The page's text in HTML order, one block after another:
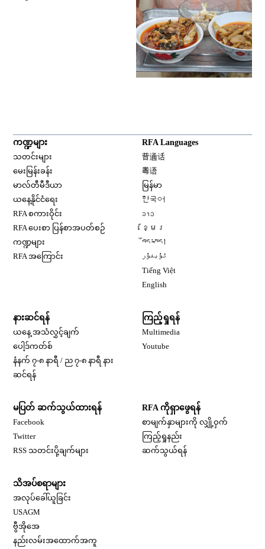
ကဏ္ဍများ
သတင်းများ
မေးမြန်းခန်း
မာလ်တီမီဒီယာ
ယနေ့နိုင်ငံရေး
RFA စကားဝိုင်း
RFA ပေးစာ ပြန်စာအပတ်စဉ်
ကဏ္ဍများ
RFA အကြောင်း
RFA Languages
普通话
粤语
မြန်မာ
한국어
ລາວ
ខ្មែរ
བོད་སྐད།
ئۇيغۇر
Tiếng Việt
English
နားဆင်ရန်
ယနေ့ အသံလွှင့်ချက်
ပေါ့ဒ်ကတ်စ်
နံနက် ၇-၈ နာရီ / ည ၇-၈ နာရီ နား
ဆင်ရန်
ကြည့်ရှုရန်
Multimedia
Youtube
မပြတ် ဆက်သွယ်ထားရန်
Facebook
Twitter
RSS သတင်းပို့ချက်များ
RFA ကိုရှာဖွေရန်
စာမျက်နှာများကို လျှို့ဝှက်
ကြည့်ရှုနည်း
ဆက်သွယ်ရန်
သိအပ်စရာများ
အလုပ်ခေါ်ယူခြင်း
USAGM
ဗွီအိုအေ
နည်းလမ်းအထောက်အကူ